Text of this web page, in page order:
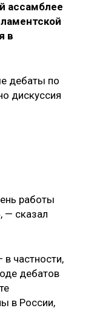
ассамблее
в
дебаты по
дискуссия
работы
— сказал
частности,
дебатов
в России,